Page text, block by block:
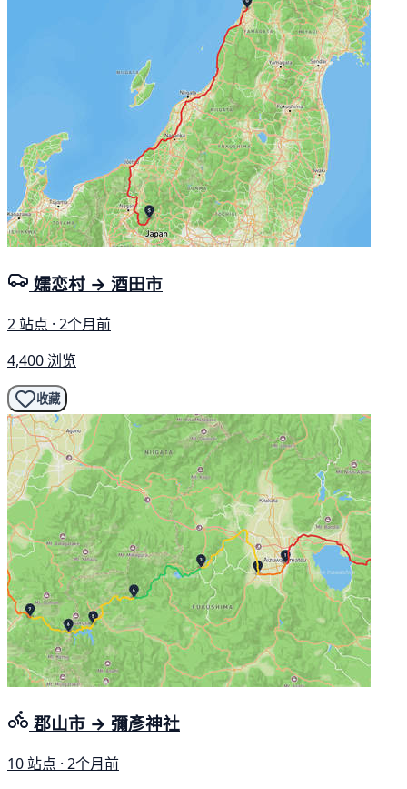
嬬恋村 → 酒田市
2 站点 · 2个月前
4,400 浏览
收藏
郡山市 → 彌彥神社
10 站点 · 2个月前